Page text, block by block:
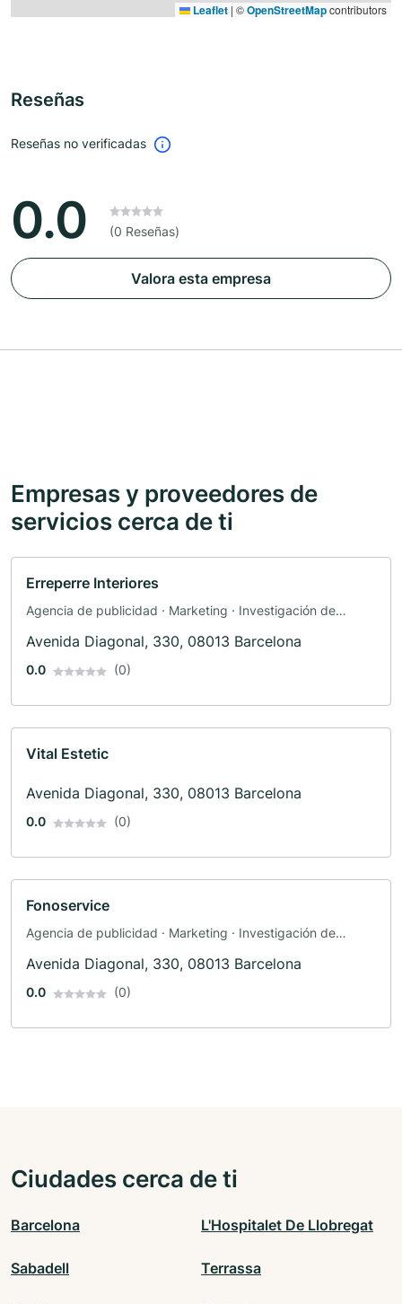
Leaflet | ©OpenStreetMapcontributors
Reseñas
Reseñas no verificadas
0.0 (0 Reseñas)
Valora esta empresa
Empresas y proveedores de
servicios cerca de ti
Erreperre Interiores
Agencia de publicidad · Marketing · Investigación de
Avenida Diagonal, 330, 08013 Barcelona
0.0 (0)
Vital Estetic
Avenida Diagonal, 330, 08013 Barcelona
0.0 (0)
Fonoservice
Agencia de publicidad · Marketing · Investigación de
Avenida Diagonal, 330, 08013 Barcelona
0.0 (0)
Ciudades cerca de ti
Barcelona L'Hospitalet De Llobregat
Sabadell Terrassa